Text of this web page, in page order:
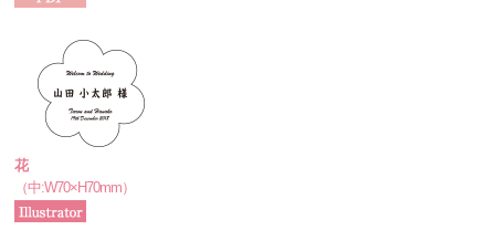
花
（中:W70×H70mm）